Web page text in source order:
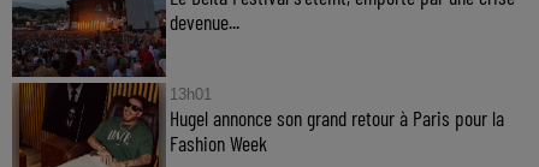
devenue...
13h01
Hugel annonce son grand retour à Paris pour la
Fashion Week